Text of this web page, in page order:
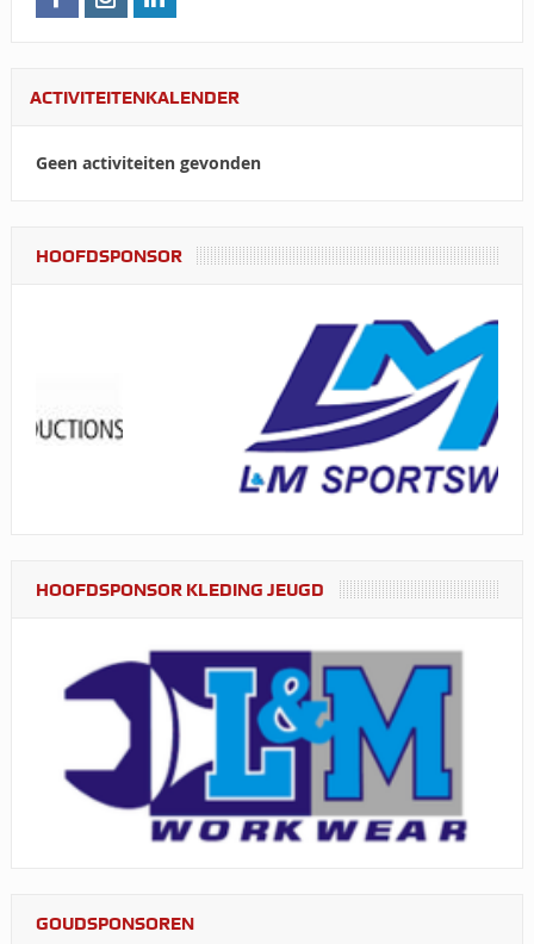
ACTIVITEITENKALENDER
Geen activiteiten gevonden
HOOFDSPONSOR
HOOFDSPONSOR KLEDING JEUGD
GOUDSPONSOREN